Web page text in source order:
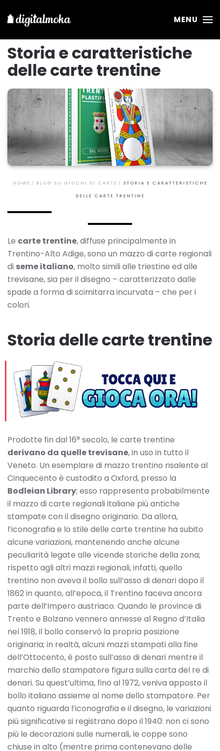
MENU
Storia e caratteristiche
delle carte trentine
HOME BLOG SU GIOCHI DI CARTE STORIA E CARATTERISTICHE
DELLE CARTE TRENTINE
Le carte trentine, diffuse principalmente in
Trentino-Alto Adige, sono un mazzo di carte regionali
di seme italiano, molto simili alle triestine ed alle
trevisane, sia per il disegno – caratterizzato dalle
spade a forma di scimitarra incurvata – che per i
colori.
Storia delle carte trentine
Prodotte fin dal 16° secolo, le carte trentine
derivano da quelle trevisane, in uso in tutto il
Veneto. Un esemplare di mazzo trentino risalente al
Cinquecento è custodito a Oxford, presso la
Bodleian Library; esso rappresenta probabilmente
il mazzo di carte regionali italiane più antiche
stampate con il disegno originario. Da allora,
l’iconografia e lo stile delle carte trentine ha subito
alcune variazioni, mantenendo anche alcune
peculiarità legate alle vicende storiche della zona;
rispetto agli altri mazzi regionali, infatti, quello
trentino non aveva il bollo sull’asso di denari dopo il
1862 in quanto, all’epoca, il Trentino faceva ancora
parte dell’Impero austriaco. Quando le province di
Trento e Bolzano vennero annesse al Regno d’Italia
nel 1918, il bollo conservò la propria posizione
originaria; in realtà, alcuni mazzi stampati alla fine
dell’Ottocento, è posto sull’asso di denari mentre il
marchio dello stampatore figura sulla carta del re di
denari. Su quest’ultima, fino al 1972, veniva apposto il
bollo italiano assieme al nome dello stampatore. Per
quanto riguarda l’iconografia e il disegno, le variazioni
più significative si registrano dopo il 1940: non ci sono
più le decorazioni sulle numerali, le coppe sono
chiuse in alto (mentre prima contenevano delle